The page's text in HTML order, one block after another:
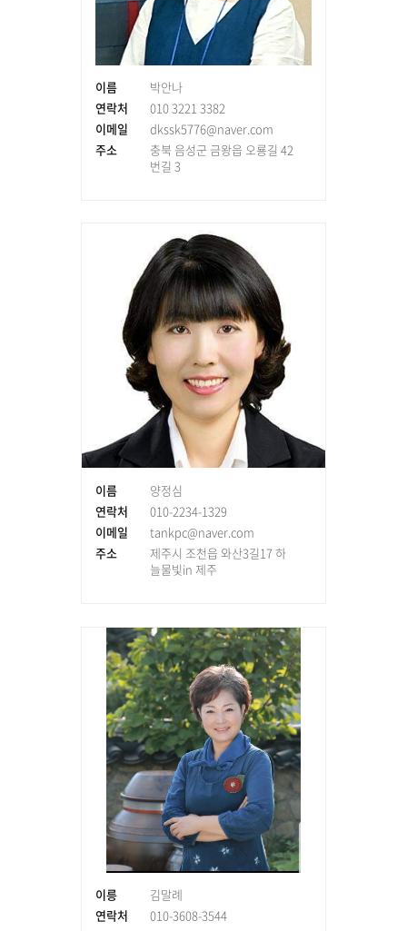
이름
박안나
연락처
010 3221 3382
이메일
dkssk5776@naver.com
주소
충북 음성군 금왕읍 오룡길 42
번길 3
이름
양정심
연락처
010-2234-1329
이메일
tankpc@naver.com
주소
제주시 조천읍 와산3길17 하
늘물빛in 제주
이릉
김말례
연락처
010-3608-3544